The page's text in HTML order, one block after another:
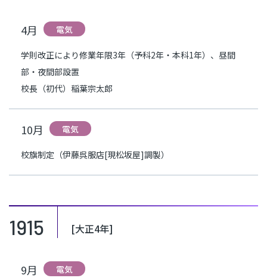
4月 電気
学則改正により修業年限3年（予科2年・本科1年）、昼間
部・夜間部設置
校長（初代）稲葉宗太郎
10月 電気
校旗制定（伊藤呉服店[現松坂屋]調製）
1915 [大正4年]
9月 電気